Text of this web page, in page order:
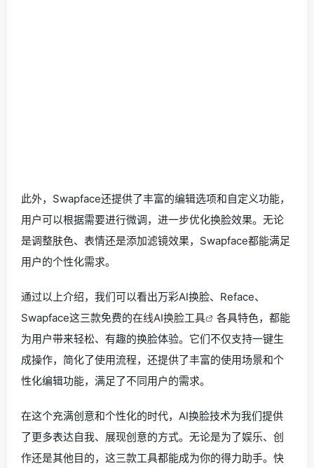
此外，Swapface还提供了丰富的编辑选项和自定义功能，
用户可以根据需要进行微调，进一步优化换脸效果。无论
是调整肤色、表情还是添加滤镜效果，Swapface都能满足
用户的个性化需求。
通过以上介绍，我们可以看出万彩AI换脸、Reface、
Swapface这三款免费的在线AI换脸工具
各具特色，都能
为用户带来轻松、有趣的换脸体验。它们不仅支持一键生
成操作，简化了使用流程，还提供了丰富的使用场景和个
性化编辑功能，满足了不同用户的需求。
在这个充满创意和个性化的时代，AI换脸技术为我们提供
了更多表达自我、展现创意的方式。无论是为了娱乐、创
作还是其他目的，这三款工具都能成为你的得力助手。快